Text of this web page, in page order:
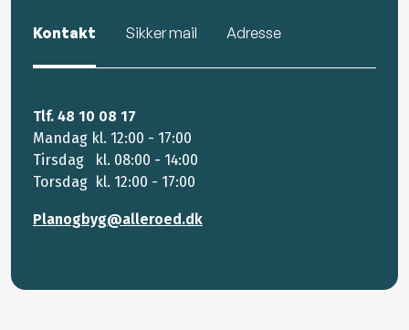
Kontakt Sikker mail Adresse
Tlf. 48 10 08 17
Mandag kl. 12:00 - 17:00
Tirsdag kl. 08:00 - 14:00
Torsdag kl. 12:00 - 17:00
Planogbyg@alleroed.dk